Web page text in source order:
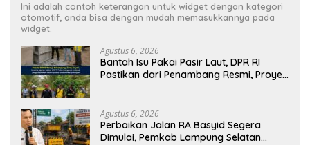
Ini adalah contoh keterangan untuk widget dengan kategori
otomotif, anda bisa dengan mudah memasukkannya pada
widget.
Agustus 6, 2026
Bantah Isu Pakai Pasir Laut, DPR RI
Pastikan dari Penambang Resmi, Proyek
Agustus 6, 2026
Perbaikan Jalan RA Basyid Segera
Dimulai, Pemkab Lampung Selatan